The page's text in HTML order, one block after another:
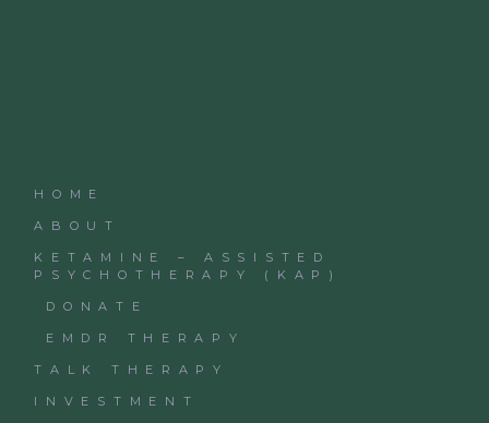
HOME
ABOUT
KETAMINE – ASSISTED
PSYCHOTHERAPY (KAP)
DONATE
EMDR THERAPY
TALK THERAPY
INVESTMENT